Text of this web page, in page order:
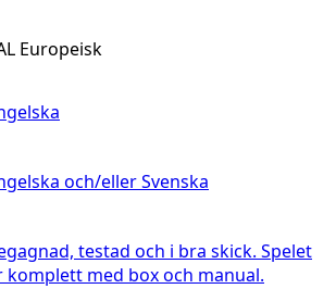
Europeisk
och/eller Svenska
testad och i bra skick. Spelet
komplett med box och manual.